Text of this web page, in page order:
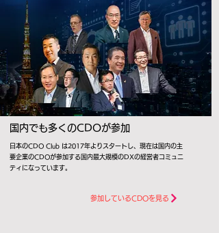
国内でも多くのCDOが参加
日本のCDO Club は2017年よりスタートし、現在は国内の主
要企業のCDOが参加する国内最大規模のDXの経営者コミュニ
ティになっています。
参加しているCDOを見る